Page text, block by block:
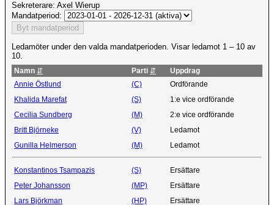
Sekreterare: Axel Wierup
Mandatperiod:
Ledamöter under den valda mandatperioden. Visar ledamot 1 – 10 av
10.
Namn ⇵ Parti ⇵
Uppdrag
Annie Östlund
(C) Ordförande
Khalida Marefat (S) 1:e vice ordförande
Cecilia Sundberg (M) 2:e vice ordförande
Britt Björneke (V) Ledamot
Gunilla Helmerson (M) Ledamot
Konstantinos Tsampazis (S) Ersättare
Peter Johansson (MP) Ersättare
Lars Björkman (HP) Ersättare